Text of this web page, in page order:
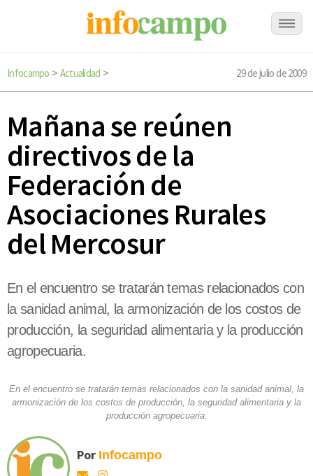
Infocampo > Actualidad > 29 de julio de 2009
Mañana se reúnen
directivos de la
Federación de
Asociaciones Rurales
del Mercosur
En el encuentro se tratarán temas relacionados con
la sanidad animal, la armonización de los costos de
producción, la seguridad alimentaria y la producción
agropecuaria.
En el encuentro se tratarán temas relacionados con la sanidad animal, la
armonización de los costos de producción, la seguridad alimentaria y la
producción agropecuaria.
Por Infocampo